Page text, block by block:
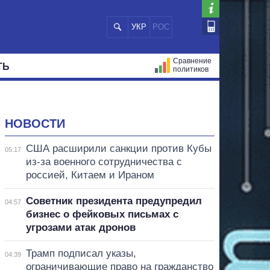
УКР РОС
Сравнение
политиков
НОВОСТИ
05:17
США расширили санкции против Кубы
из-за военного сотрудничества с
россией, Китаем и Ираном
04:57
Советник президента предупредил
бизнес о фейковых письмах с
угрозами атак дронов
04:39
Трамп подписал указы,
ограничивающие право на гражданство